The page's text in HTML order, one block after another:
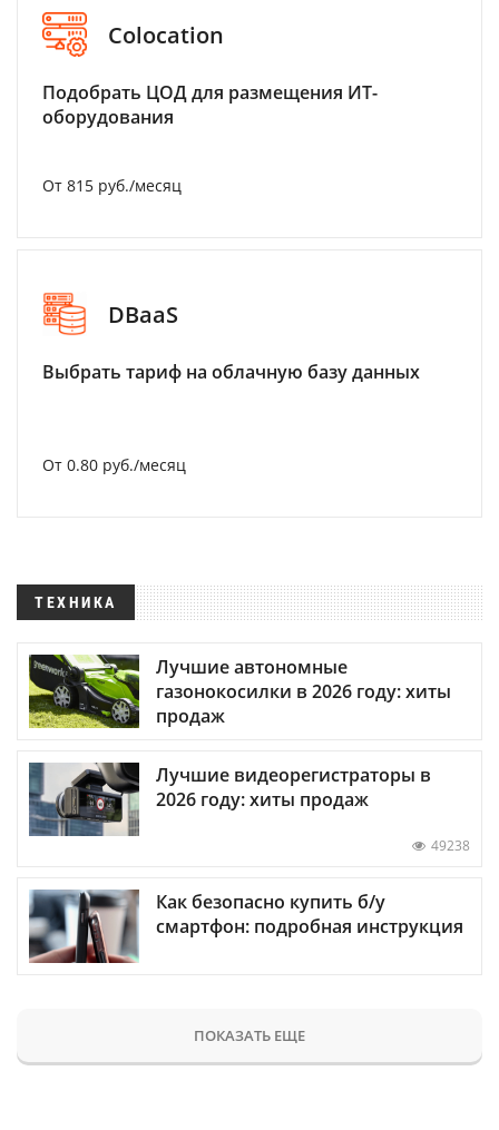
Colocation
Подобрать ЦОД для размещения ИТ-
оборудования
От 815 руб./месяц
DBaaS
Выбрать тариф на облачную базу данных
От 0.80 руб./месяц
ТЕХНИКА
Лучшие автономные
газонокосилки в 2026 году: хиты
продаж
Лучшие видеорегистраторы в
2026 году: хиты продаж
49238
Как безопасно купить б/у
смартфон: подробная инструкция
ПОКАЗАТЬ ЕЩЕ